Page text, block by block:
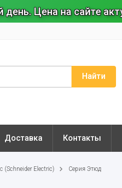
Цена на сайте
Найти
Доставка Контакты
(Schneider Electric) Серия Этюд